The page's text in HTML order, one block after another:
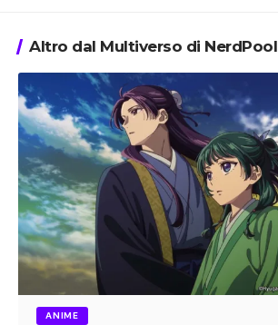
Altro dal Multiverso di NerdPool
ANIME